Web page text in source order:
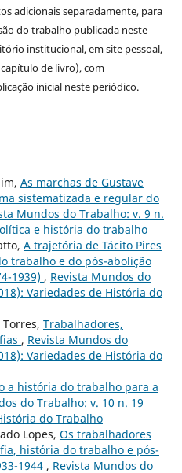
adicionais separadamente, para
do trabalho publicada neste
institucional, em site pessoal,
de livro), com
inicial neste periódico.
As marchas de Gustave
sistematizada e regular do
Mundos do Trabalho: v. 9 n.
e história do trabalho
A trajetória de Tácito Pires
trabalho e do pós-abolição
1939) , Revista Mundos do
Variedades de História do
Trabalhadores,
, Revista Mundos do
Variedades de História do
a história do trabalho para a
do Trabalho: v. 10 n. 19
do Trabalho
Lopes, Os trabalhadores
história do trabalho e pós-
1944 , Revista Mundos do